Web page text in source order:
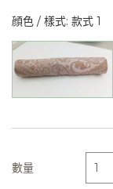
顔色 / 樣式: 款式 1
數量